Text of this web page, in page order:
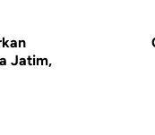
Jatim,